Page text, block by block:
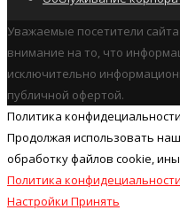
Уважаемые посетители
внимание на то, что
исключительно
публичной офертой.
Политика
Продолжая использовать
обработку файлов cookie,
Политика конфидециальности
Настройки Принять